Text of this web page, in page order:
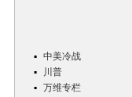
中美冷战
川普
万维专栏